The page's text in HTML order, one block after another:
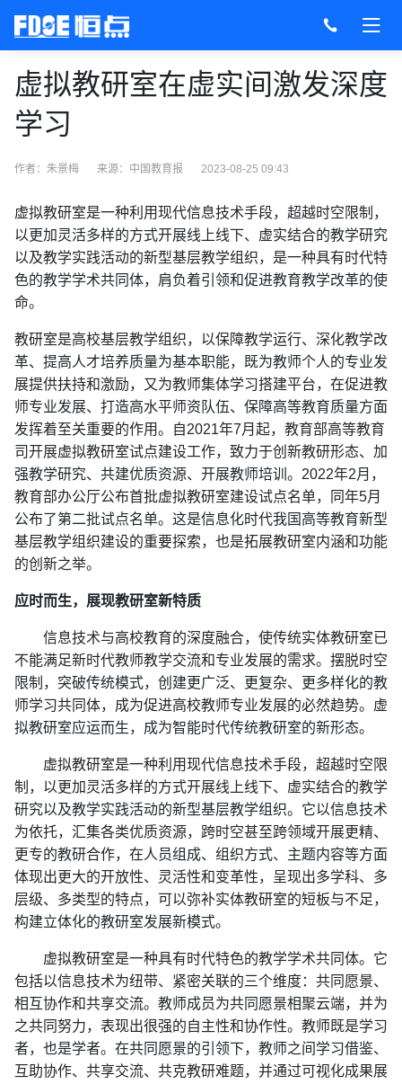
虚拟教研室在虚实间激发深度
学习
作者：朱景梅 来源： 中国教育报 2023-08-25 09:43
虚拟教研室是一种利用现代信息技术手段，超越时空限制，
以更加灵活多样的方式开展线上线下、虚实结合的教学研究
以及教学实践活动的新型基层教学组织，是一种具有时代特
色的教学学术共同体，肩负着引领和促进教育教学改革的使
命。
教研室是高校基层教学组织，以保障教学运行、深化教学改
革、提高人才培养质量为基本职能，既为教师个人的专业发
展提供扶持和激励，又为教师集体学习搭建平台，在促进教
师专业发展、打造高水平师资队伍、保障高等教育质量方面
发挥着至关重要的作用。自2021年7月起，教育部高等教育
司开展虚拟教研室试点建设工作，致力于创新教研形态、加
强教学研究、共建优质资源、开展教师培训。2022年2月，
教育部办公厅公布首批虚拟教研室建设试点名单，同年5月
公布了第二批试点名单。这是信息化时代我国高等教育新型
基层教学组织建设的重要探索，也是拓展教研室内涵和功能
的创新之举。
应时而生，展现教研室新特质
信息技术与高校教育的深度融合，使传统实体教研室已
不能满足新时代教师教学交流和专业发展的需求。摆脱时空
限制，突破传统模式，创建更广泛、更复杂、更多样化的教
师学习共同体，成为促进高校教师专业发展的必然趋势。虚
拟教研室应运而生，成为智能时代传统教研室的新形态。
虚拟教研室是一种利用现代信息技术手段，超越时空限
制，以更加灵活多样的方式开展线上线下、虚实结合的教学
研究以及教学实践活动的新型基层教学组织。它以信息技术
为依托，汇集各类优质资源，跨时空甚至跨领域开展更精、
更专的教研合作，在人员组成、组织方式、主题内容等方面
体现出更大的开放性、灵活性和变革性，呈现出多学科、多
层级、多类型的特点，可以弥补实体教研室的短板与不足，
构建立体化的教研室发展新模式。
虚拟教研室是一种具有时代特色的教学学术共同体。它
包括以信息技术为纽带、紧密关联的三个维度：共同愿景、
相互协作和共享交流。教师成员为共同愿景相聚云端，并为
之共同努力，表现出很强的自主性和协作性。教师既是学习
者，也是学者。在共同愿景的引领下，教师之间学习借鉴、
互助协作、共享交流、共克教研难题，并通过可视化成果展